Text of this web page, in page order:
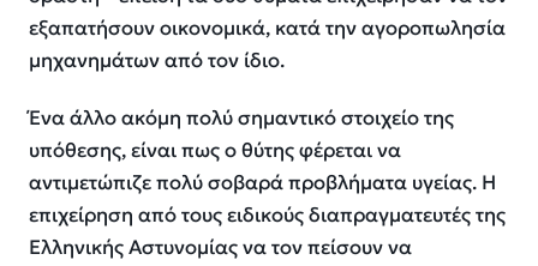
εξαπατήσουν οικονομικά, κατά την αγοροπωλησία
μηχανημάτων από τον ίδιο.
Ένα άλλο ακόμη πολύ σημαντικό στοιχείο της
υπόθεσης, είναι πως ο θύτης φέρεται να
αντιμετώπιζε πολύ σοβαρά προβλήματα υγείας. Η
επιχείρηση από τους ειδικούς διαπραγματευτές της
Ελληνικής Αστυνομίας να τον πείσουν να